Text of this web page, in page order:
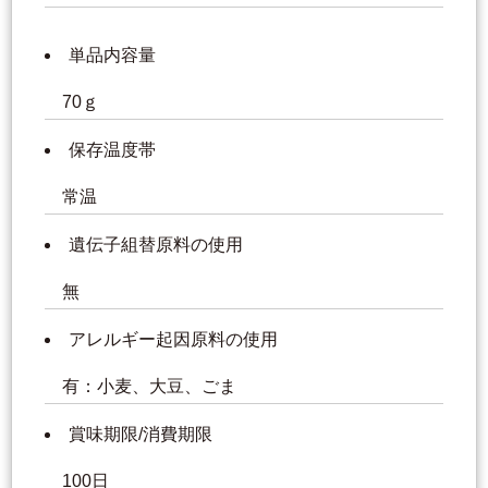
単品内容量
70ｇ
保存温度帯
常温
遺伝子組替原料の使用
無
アレルギー起因原料の使用
有：小麦、大豆、ごま
賞味期限/消費期限
100日